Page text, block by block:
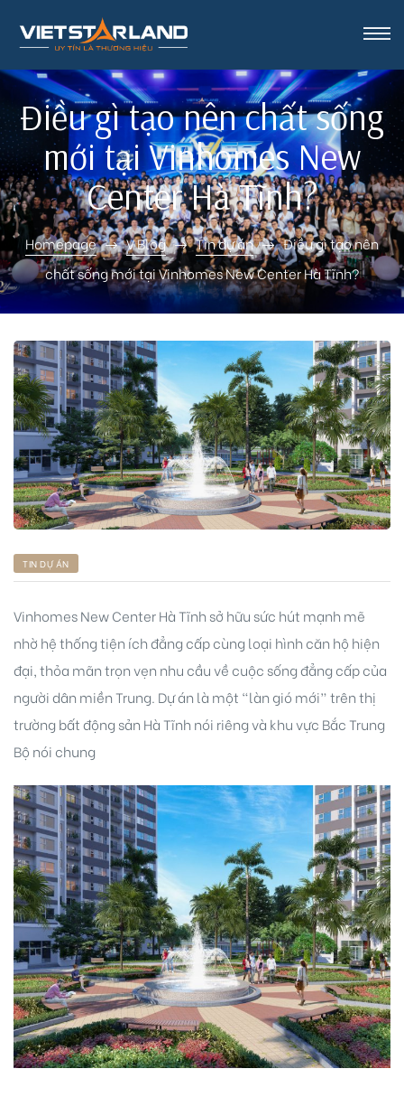
Điều gì tạo nên chất sống
mới tại Vinhomes New
Center Hà Tĩnh?
Homepage V Blog Tin dự án
Điều gì tạo nên
chất sống mới tại Vinhomes New Center Hà Tĩnh?
TIN DỰ ÁN
Vinhomes New Center Hà Tĩnh sở hữu sức hút mạnh mẽ
nhờ hệ thống tiện ích đẳng cấp cùng loại hình căn hộ hiện
đại, thỏa mãn trọn vẹn nhu cầu về cuộc sống đẳng cấp của
người dân miền Trung. Dự án là một “làn gió mới” trên thị
trường bất động sản Hà Tĩnh nói riêng và khu vực Bắc Trung
Bộ nói chung
Vinh